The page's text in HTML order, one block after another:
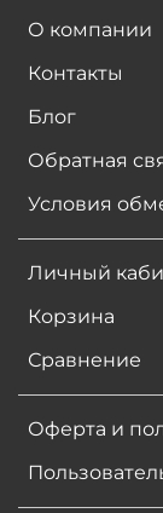
О компании
Контакты
Блог
Обратная
Условия
Личный
Корзина
Сравнение
Оферта и